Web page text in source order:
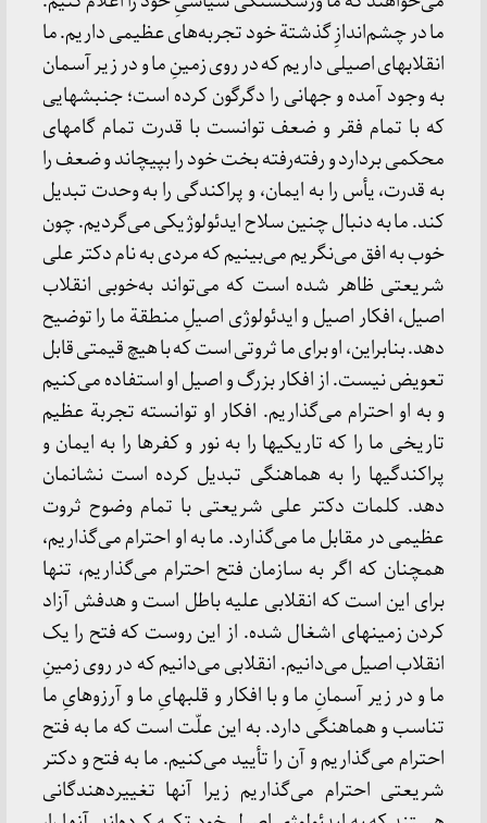
ما در چشم‌اندازِ گذشتة‌ خود تجربه‌های‌ عظیمی‌ داریم‌. ما
انقلابهای‌ اصیلی‌ داریم‌ که‌ در روی‌ زمینِ ما و در زیر آسمان‌
به‌ وجود آمده‌ و جهانی‌ را دگرگون‌ کرده‌ است‌؛ جنبشهایی‌
که‌ با تمام‌ فقر و ضعف‌ توانست‌ با قدرت‌ تمام‌ گامهای‌
محکمی‌ بردارد و رفته‌رفته‌ بخت‌ خود را بپیچاند و ضعف‌ را
به‌ قدرت‌، یأس‌ را به‌ ایمان‌، و پراکندگی‌ را به‌ وحدت‌ تبدیل‌
کند. ما به‌ دنبال‌ چنین‌ سلاح‌ ایدئولوژیکی‌ می‌گردیم‌. چون‌
خوب‌ به‌ افق‌ می‌نگریم‌ می‌بینیم‌ که‌ مردی‌ به‌ نام‌ دکتر علی‌
شریعتی‌ ظاهر شده‌ است‌ که‌ می‌تواند به‌خوبی‌ انقلاب‌
اصیل‌، افکار اصیل‌ و ایدئولوژی‌ اصیلِ منطقة‌ ما را توضیح‌
دهد. بنابراین‌، او برای‌ ما ثروتی‌ است‌ که‌ با هیچ‌ قیمتی‌ قابل‌
تعویض‌ نیست‌. از افکار بزرگ‌ و اصیل‌ او استفاده‌ می‌کنیم‌
و به‌ او احترام‌ می‌گذاریم‌. افکار او توانسته‌ تجربة‌ عظیم‌
تاریخی‌ ما را که‌ تاریکیها را به‌ نور و کفرها را به‌ ایمان‌ و
پراکندگیها را به‌ هماهنگی‌ تبدیل‌ کرده‌ است‌ نشانمان‌
دهد. کلمات‌ دکتر علی‌ شریعتی‌ با تمام‌ وضوح‌ ثروت‌
عظیمی‌ در مقابل‌ ما می‌گذارد. ما به‌ او احترام‌ می‌گذاریم‌،
همچنان‌ که‌ اگر به‌ سازمان‌ فتح‌ احترام‌ می‌گذاریم‌، تنها
برای‌ این‌ است‌ که‌ انقلابی‌ علیه‌ باطل‌ است‌ و هدفش‌ آزاد
کردن‌ زمینهای‌ اشغال‌ شده‌. از این‌ روست‌ که‌ فتح‌ را یک‌
انقلاب‌ اصیل‌ می‌دانیم‌. انقلابی‌ می‌دانیم‌ که‌ در روی‌ زمینِ
ما و در زیر آسمانِ ما و با افکار و قلبهایِ ما و آرزوهایِ ما
تناسب‌ و هماهنگی‌ دارد. به‌ این‌ علّت‌ است‌ که‌ ما به‌ فتح‌
احترام‌ می‌گذاریم‌ و آن‌ را تأیید می‌کنیم‌. ما به‌ فتح‌ و دکتر
شریعتی‌ احترام‌ می‌گذاریم‌ زیرا آنها تغییردهندگانی‌